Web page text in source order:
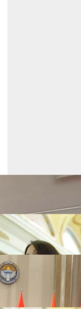
Акыркы
199 ТРЕНЕР
10.08.2026
ЖОЖДОРГО